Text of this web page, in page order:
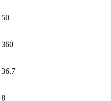
50
360
36.7
8